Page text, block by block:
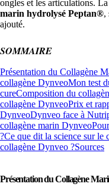
ongles et les articulations.
marin hydrolysé Peptan®,
ajouté.
SOMMAIRE
Présentation du Collagène
collagène DynveoMon test
cureComposition du
collagène DynveoPrix et
DynveoDynveo face à
collagène marin Dynveo
?Ce que dit la science sur le
collagène Dynveo ?Sources
Présentation du Collagène